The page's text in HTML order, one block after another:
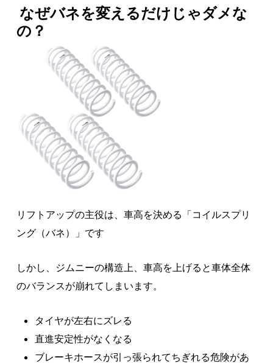
なぜバネを変えるだけじゃダメな
の？
リフトアップの主役は、車高を決める「コイルスプリ
ング（バネ）」です
しかし、ジムニーの構造上、車高を上げると車体全体
のバランスが崩れてしまいます。
タイヤが左右にズレる
直進安定性がなくなる
ブレーキホースが引っ張られてちぎれる危険があ